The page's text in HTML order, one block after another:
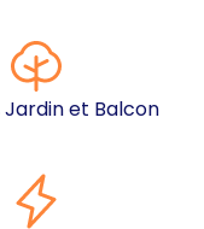
Jardin et Balcon